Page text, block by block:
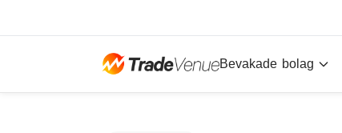
Bevakade bolag